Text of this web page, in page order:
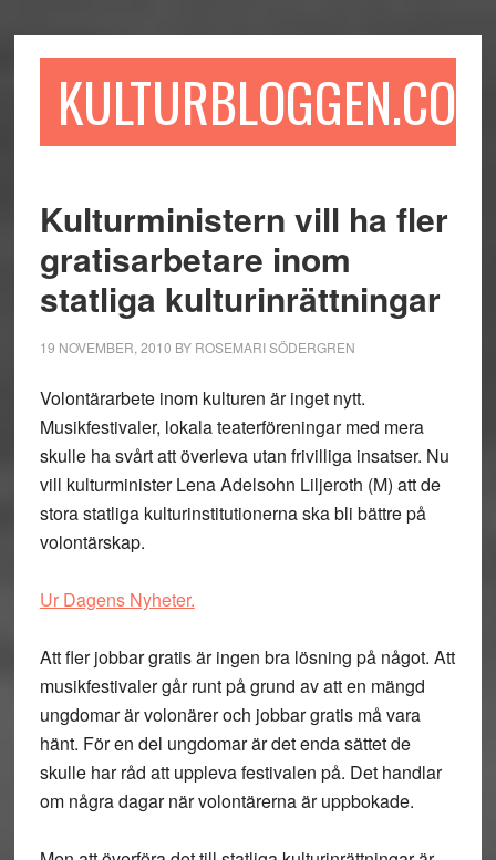
till
till
sidofältet
till
KULTURBLOGGEN.COM
Kulturministern vill ha fler
gratisarbetare inom
statliga kulturinrättningar
19 NOVEMBER, 2010 BY ROSEMARI SÖDERGREN
Volontärarbete inom kulturen är inget nytt.
Musikfestivaler, lokala teaterföreningar med mera
skulle ha svårt att överleva utan frivilliga insatser. Nu
vill kulturminister Lena Adelsohn Liljeroth (M) att de
stora statliga kulturinstitutionerna ska bli bättre på
volontärskap.
Ur Dagens Nyheter.
Att fler jobbar gratis är ingen bra lösning på något. Att
musikfestivaler går runt på grund av att en mängd
ungdomar är volonärer och jobbar gratis må vara
hänt. För en del ungdomar är det enda sättet de
skulle har råd att uppleva festivalen på. Det handlar
om några dagar när volontärerna är uppbokade.